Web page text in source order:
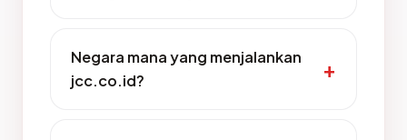
Negara mana yang menjalankan
jcc.co.id?